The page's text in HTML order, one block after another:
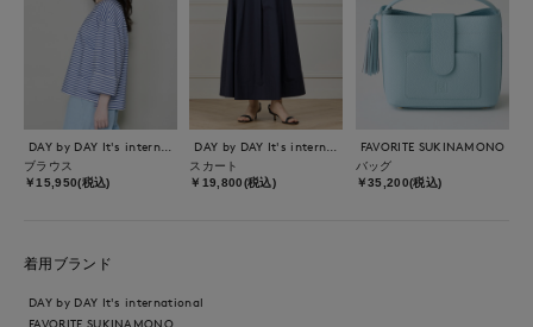
ブラウス
￥15,950(税込)
スカート
￥19,800(税込)
FAVORITE SUKINAMONO
バッグ
￥35,200(税込)
着用ブランド
DAY by DAY It's international
FAVORITE SUKINAMONO